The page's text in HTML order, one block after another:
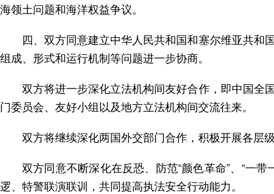
海领土问题和海洋权益争议。
四、双方同意建立中华人民共和国和塞尔维亚共
组成、形式和运行机制等问题进一步协商。
双方将进一步深化立法机构间友好合作，即中国全
门委员会、友好小组以及地方立法机构间交流往来。
双方将继续深化两国外交部门合作，积极开展各层
双方同意不断深化在反恐、防范“颜色革命”、“一
逻、特警联演联训，共同提高执法安全行动能力。